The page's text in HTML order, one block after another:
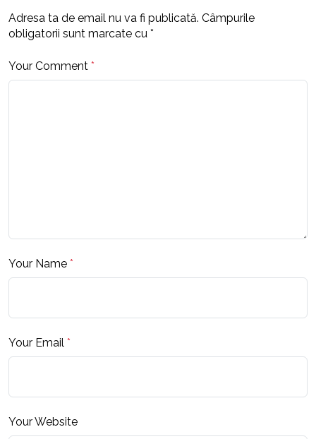
Adresa ta de email nu va fi publicată. Câmpurile
obligatorii sunt marcate cu *
Your Comment *
Your Name *
Your Email *
Your Website